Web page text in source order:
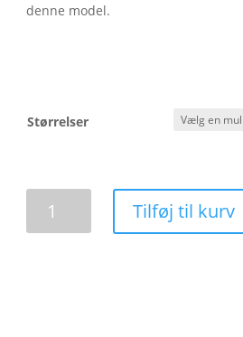
denne model.
Størrelser
Beate
Tilføj til kurv